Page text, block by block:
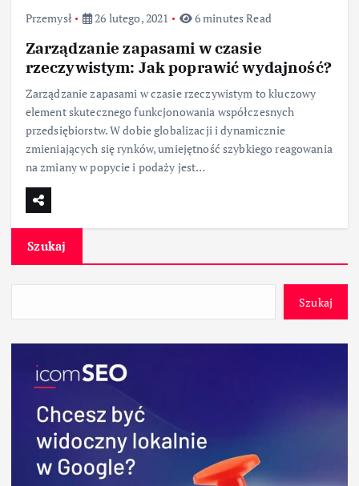
Przemysł 26 lutego, 2021 6 minutes Read
Zarządzanie zapasami w czasie
rzeczywistym: Jak poprawić wydajność?
Zarządzanie zapasami w czasie rzeczywistym to kluczowy
element skutecznego funkcjonowania współczesnych
przedsiębiorstw. W dobie globalizacji i dynamicznie
zmieniających się rynków, umiejętność szybkiego reagowania
na zmiany w popycie i podaży jest…
Szukaj
Szukaj